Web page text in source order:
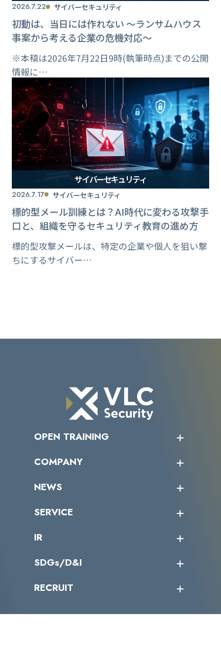
2026.7.22 サイバーセキュリティ
初動は、当日には作れない ～ランサムハウス
事案から考える企業の危機対応～
※本稿は2026年7月22日9時(執筆時点)までの公開
情報に…
サイバーセキュリティ
2026.7.17 サイバーセキュリティ
標的型メール訓練とは？AI時代に変わる攻撃手
口と、組織を守るセキュリティ教育の進め方
標的型攻撃メールは、特定の企業や個人を狙い撃
ちにするサイバー…
OPEN TRAINING
受講者の声
COMPANY
トップメッセージ
ミッション／ビジョン
パートナー企業一覧
NEWS
サイバーニュース
SERVICE
カテゴリー別サービス一覧
IR
IRカレンダー
IRライブラリー
株式情報
SDGs/D&I
当グループのマテリアリティ
SDGs推進体制
RECRUIT
募集職種一覧